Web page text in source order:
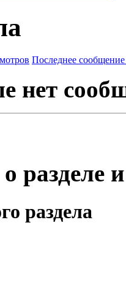
Последнее сообщение
нет
разделе
раздела